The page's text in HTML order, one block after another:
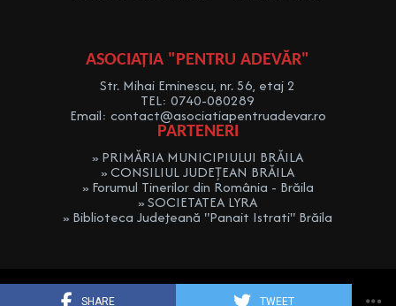
SHARE TWEET
ASOCIAȚIA "PENTRU ADEVĂR"
Str. Mihai Eminescu, nr. 56, etaj 2
TEL: 0740-080289
Email: contact@asociatiapentruadevar.ro
PARTENERI
» PRIMĂRIA MUNICIPIULUI BRĂILA
» CONSILIUL JUDEȚEAN BRĂILA
» Forumul Tinerilor din România - Brăila
» SOCIETATEA LYRA
» Biblioteca Judeţeană "Panait Istrati" Brăila
Asociația ”Pentru Adevăr” 2019-2025